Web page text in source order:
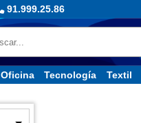
91.999.25.86
Oficina Tecnología Textil